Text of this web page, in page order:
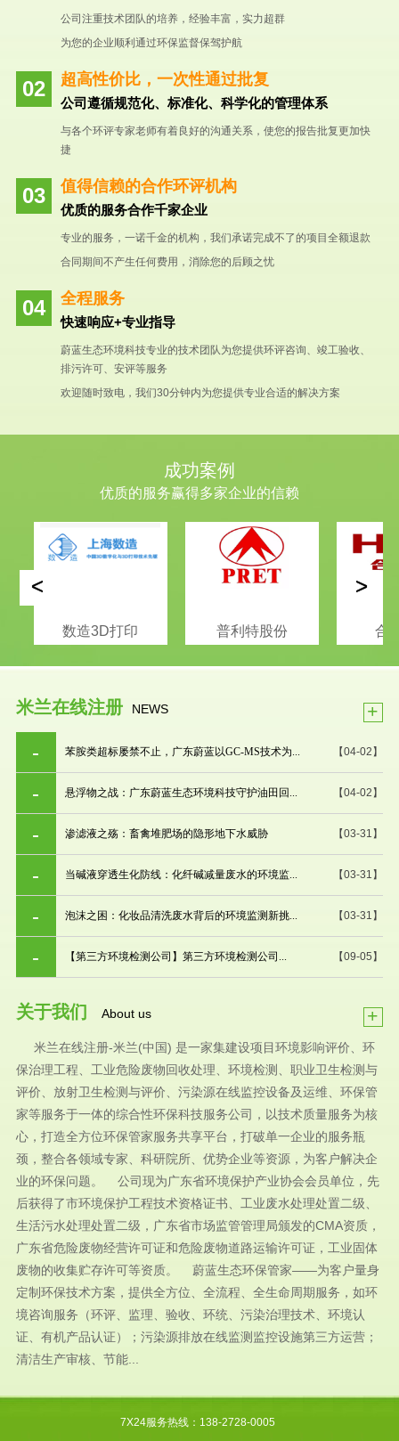
公司注重技术团队的培养，经验丰富，实力超群
为您的企业顺利通过环保监督保驾护航
超高性价比，一次性通过批复
公司遵循规范化、标准化、科学化的管理体系
与各个环评专家老师有着良好的沟通关系，使您的报告批复更加快
捷
值得信赖的合作环评机构
优质的服务合作千家企业
专业的服务，一诺千金的机构，我们承诺完成不了的项目全额退款
合同期间不产生任何费用，消除您的后顾之忧
全程服务
快速响应+专业指导
蔚蓝生态环境科技专业的技术团队为您提供环评咨询、竣工验收、
排污许可、安评等服务
欢迎随时致电，我们30分钟内为您提供专业合适的解决方案
成功案例
优质的服务赢得多家企业的信赖
数造3D打印 普利特股份 合
< >
米兰在线注册 NEWS +
【04-02】
苯胺类超标屡禁不止，广东蔚蓝以GC-MS技术为...
【04-02】
悬浮物之战：广东蔚蓝生态环境科技守护油田回...
【03-31】
渗滤液之殇：畜禽堆肥场的隐形地下水威胁
【03-31】
当碱液穿透生化防线：化纤碱减量废水的环境监...
【03-31】
泡沫之困：化妆品清洗废水背后的环境监测新挑...
【09-05】
【第三方环境检测公司】第三方环境检测公司...
关于我们 About us +
米兰在线注册-米兰(中国) 是一家集建设项目环境影响评价、环
保治理工程、工业危险废物回收处理、环境检测、职业卫生检测与
评价、放射卫生检测与评价、污染源在线监控设备及运维、环保管
家等服务于一体的综合性环保科技服务公司，以技术质量服务为核
心，打造全方位环保管家服务共享平台，打破单一企业的服务瓶
颈，整合各领域专家、科研院所、优势企业等资源，为客户解决企
业的环保问题。 公司现为广东省环境保护产业协会会员单位，先
后获得了市环境保护工程技术资格证书、工业废水处理处置二级、
生活污水处理处置二级，广东省市场监管管理局颁发的CMA资质，
广东省危险废物经营许可证和危险废物道路运输许可证，工业固体
废物的收集贮存许可等资质。 蔚蓝生态环保管家——为客户量身
定制环保技术方案，提供全方位、全流程、全生命周期服务，如环
境咨询服务（环评、监理、验收、环统、污染治理技术、环境认
证、有机产品认证）；污染源排放在线监测监控设施第三方运营；
清洁生产审核、节能...
7X24服务热线：138-2728-0005